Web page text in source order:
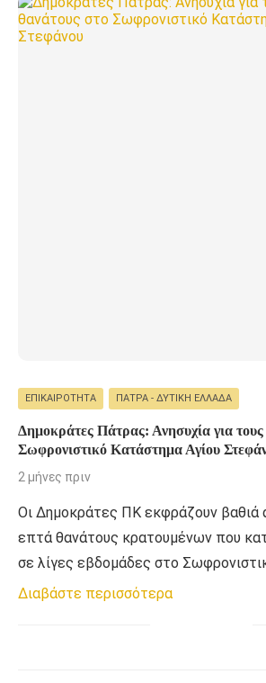
ΕΠΙΚΑΙΡΌΤΗΤΑ ΠΆΤΡΑ - ΔΥΤΙΚΉ ΕΛΛΆΔΑ
Δημοκράτες Πάτρας: Ανησυχία για
Σωφρονιστικό Κατάστημα Αγίου
2 μήνες πριν
Οι Δημοκράτες ΠΚ εκφράζουν βαθιά
επτά θανάτους κρατουμένων που
σε λίγες εβδομάδες στο
Διαβάστε περισσότερα